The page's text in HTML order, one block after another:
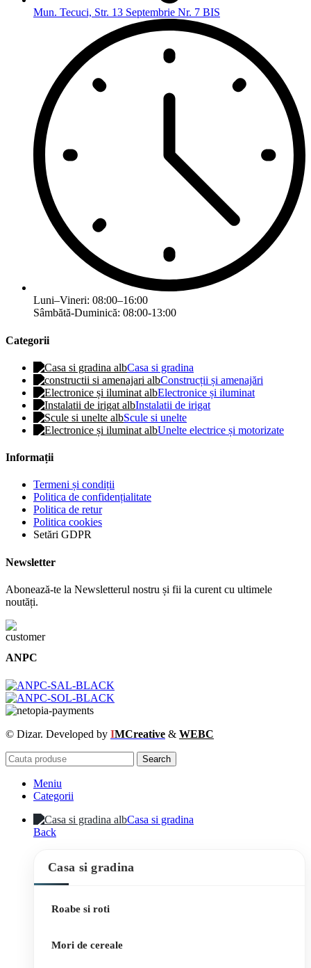
Mun. Tecuci, Str. 13 Septembrie Nr. 7 BIS
Luni–Vineri: 08:00–16:00
Sâmbătă-Duminică: 08:00-13:00
Categorii
Casa si gradina
Construcții și amenajări
Electronice și iluminat
Instalatii de irigat
Scule si unelte
Unelte electrice și motorizate
Informații
Termeni și condiții
Politica de confidențialitate
Politica de retur
Politica cookies
Setări GDPR
Newsletter
Abonează-te la Newsletterul nostru și fii la curent cu ultimele
noutăți.
ANPC
© Dizar. Developed by IMCreative & WEBC
Search
Meniu
Categorii
Casa si gradina
Back
Casa si gradina
Roabe si roti
Mori de cereale